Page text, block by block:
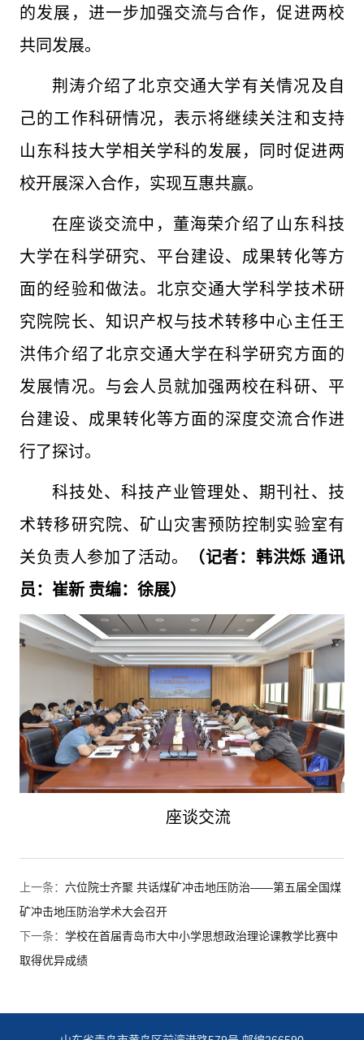
的发展，进一步加强交流与合作，促进两校
共同发展。
荆涛介绍了北京交通大学有关情况及自
己的工作科研情况，表示将继续关注和支持
山东科技大学相关学科的发展，同时促进两
校开展深入合作，实现互惠共赢。
在座谈交流中，董海荣介绍了山东科技
大学在科学研究、平台建设、成果转化等方
面的经验和做法。北京交通大学科学技术研
究院院长、知识产权与技术转移中心主任王
洪伟介绍了北京交通大学在科学研究方面的
发展情况。与会人员就加强两校在科研、平
台建设、成果转化等方面的深度交流合作进
行了探讨。
科技处、科技产业管理处、期刊社、技
术转移研究院、矿山灾害预防控制实验室有
关负责人参加了活动。
（记者：韩洪烁 通讯
员：崔新 责编：徐展）
座谈交流
上一条：六位院士齐聚 共话煤矿冲击地压防治——第五届全国煤
矿冲击地压防治学术大会召开
下一条：学校在首届青岛市大中小学思想政治理论课教学比赛中
取得优异成绩